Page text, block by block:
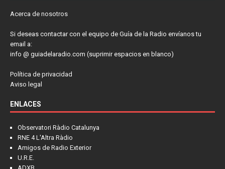
Acerca de nosotros
Si deseas contactar con el equipo de Guía de la Radio envíanos tu
email a:
info @ guiadelaradio.com (suprimir espacios en blanco)
Política de privacidad
Aviso legal
ENLACES
Observatori Ràdio Catalunya
RNE 4 L'Altra Ràdio
Amigos de Radio Exterior
U.R.E.